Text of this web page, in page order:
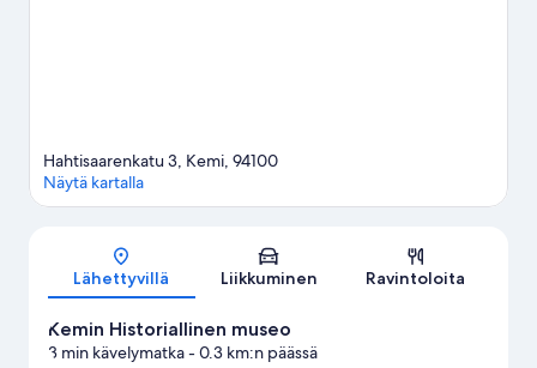
Kartta
Hahtisaarenkatu 3, Kemi, 94100
Näytä kartalla
Lähettyvillä Liikkuminen Ravintoloita
Kemin Historiallinen museo
3 min kävelymatka- 0.3 km:n päässä